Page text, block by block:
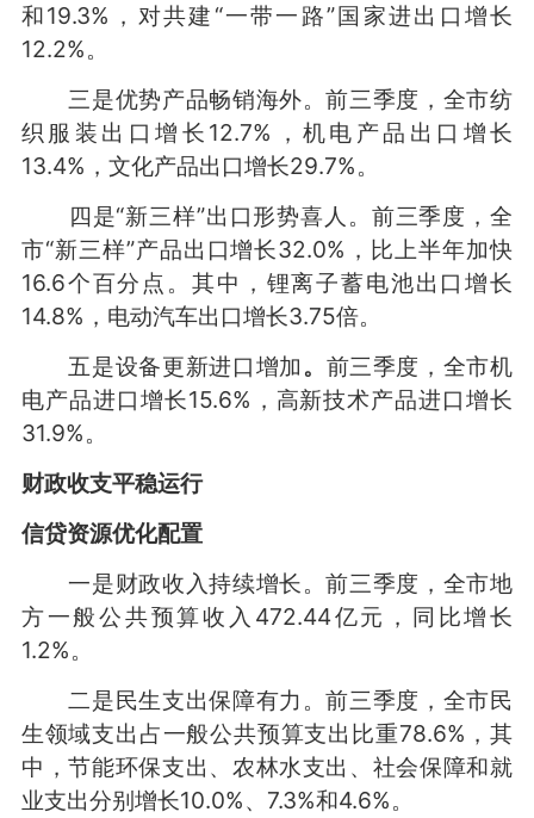
和19.3%，对共建“一带一路”国家进出口增长
12.2%。
三是优势产品畅销海外。前三季度，全市纺
织服装出口增长12.7%，机电产品出口增长
13.4%，文化产品出口增长29.7%。
四是“新三样”出口形势喜人。前三季度，全
市“新三样”产品出口增长32.0%，比上半年加快
16.6个百分点。其中，锂离子蓄电池出口增长
14.8%，电动汽车出口增长3.75倍。
五是设备更新进口增加 。 前三季度，全市机
电产品进口增长15.6%，高新技术产品进口增长
31.9%。
财政收支平稳运行
信贷资源优化配置
一是财政收入持续增长。前三季度，全市地
方一般公共预算收入472.44亿元，同比增长
1.2%。
二是民生支出保障有力。前三季度，全市民
生领域支出占一般公共预算支出比重78.6%，其
中，节能环保支出、农林水支出、社会保障和就
业支出分别增长10.0%、7.3%和4.6%。